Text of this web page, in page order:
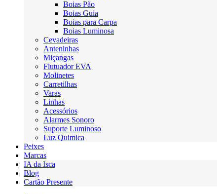
Boias Pão
Boias Guia
Boias para Carpa
Boias Luminosa
Cevadeiras
Anteninhas
Miçangas
Flutuador EVA
Molinetes
Carretilhas
Varas
Linhas
Acessórios
Alarmes Sonoro
Suporte Luminoso
Luz Quimica
Peixes
Marcas
IA da Isca
Blog
Cartão Presente